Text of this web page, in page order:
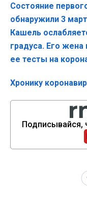
Состояние
обнаружили 3
Кашель
градуса. Его жена
ее тесты на
Хронику
Подписывайся,